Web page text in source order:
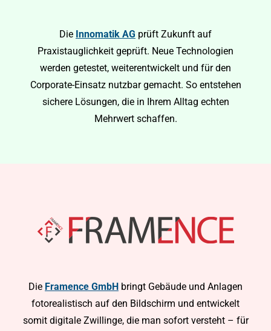
Die Innomatik AG prüft Zukunft auf
Praxistauglichkeit geprüft. Neue Technologien
werden getestet, weiterentwickelt und für den
Corporate-Einsatz nutzbar gemacht. So entstehen
sichere Lösungen, die in Ihrem Alltag echten
Mehrwert schaffen.
Die Framence GmbH bringt Gebäude und Anlagen
fotorealistisch auf den Bildschirm und entwickelt
somit digitale Zwillinge, die man sofort versteht – für